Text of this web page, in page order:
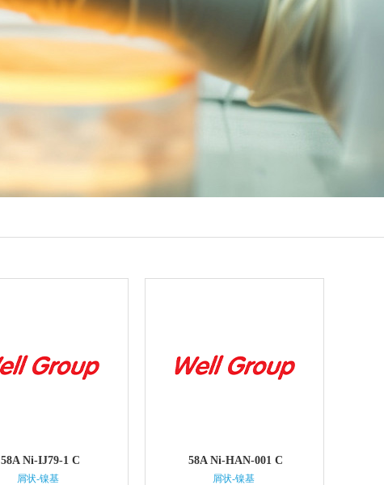
58A Ni-IJ79-1 C
屑状-镍基
58A Ni-HAN-001 C
屑状-镍基